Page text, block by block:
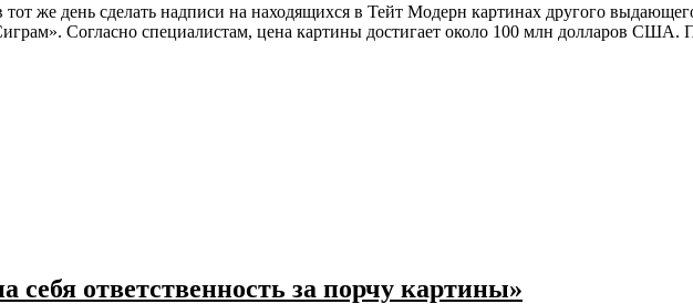
тот же день сделать надписи на находящихся в Тейт Модерн картинах другого
Согласно специалистам, цена картины достигает около 100 млн долларов
ответственность за порчу картины»